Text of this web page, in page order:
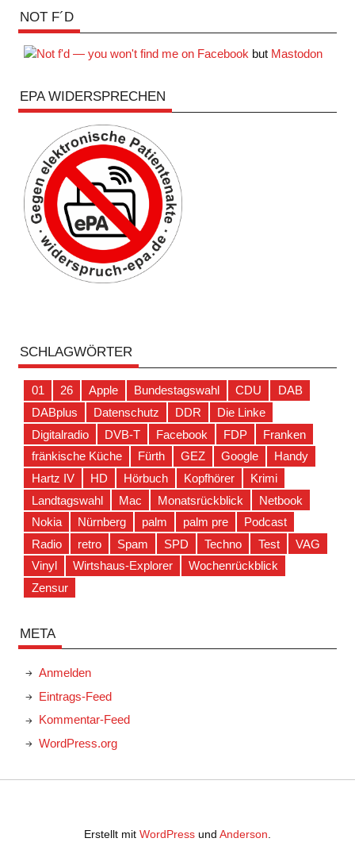
NOT F´D
but Mastodon
EPA WIDERSPRECHEN
SCHLAGWÖRTER
01 26 Apple Bundestagswahl CDU
DAB
DABplus
Datenschutz DDR
Die Linke
Digitalradio
DVB-T Facebook FDP
Franken
fränkische Küche
Fürth GEZ Google
Handy
Hartz IV
HD Hörbuch Kopfhörer
Krimi
Landtagswahl
Mac Monatsrückblick
Netbook
Nokia
Nürnberg palm palm pre
Podcast
Radio
retro Spam SPD Techno Test
VAG
Vinyl
Wirtshaus-Explorer
Wochenrückblick
Zensur
META
Anmelden
Eintrags-Feed
Kommentar-Feed
WordPress.org
Erstellt mit WordPress und Anderson